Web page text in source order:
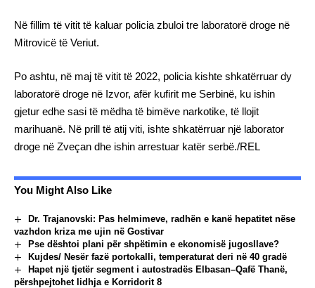
Në fillim të vitit të kaluar policia zbuloi tre laboratorë droge në
Mitrovicë të Veriut.
Po ashtu, në maj të vitit të 2022, policia kishte shkatërruar dy
laboratorë droge në Izvor, afër kufirit me Serbinë, ku ishin
gjetur edhe sasi të mëdha të bimëve narkotike, të llojit
marihuanë. Në prill të atij viti, ishte shkatërruar një laborator
droge në Zveçan dhe ishin arrestuar katër serbë./REL
You Might Also Like
Dr. Trajanovski: Pas helmimeve, radhën e kanë hepatitet nëse
vazhdon kriza me ujin në Gostivar
Pse dështoi plani për shpëtimin e ekonomisë jugosllave?
Kujdes/ Nesër fazë portokalli, temperaturat deri në 40 gradë
Hapet një tjetër segment i autostradës Elbasan–Qafë Thanë,
përshpejtohet lidhja e Korridorit 8